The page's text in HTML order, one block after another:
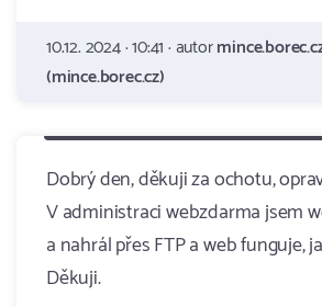
10.12. 2024 · 10:41 · autor
(mince.borec.cz)
Dobrý den, děkuji za ochotu,
V administraci webzdarma jsem
a nahrál přes FTP a web funguje,
Děkuji.